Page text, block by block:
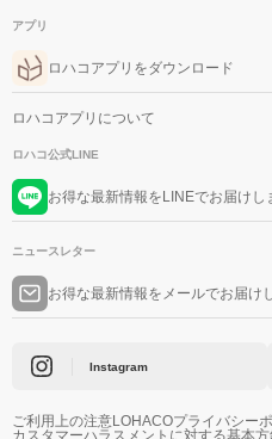
アプリ
ロハコアプリをダウンロード
ロハコアプリについて
ロハコ公式LINE
お得な最新情報をLINEでお届けし
ニュースレター
お得な最新情報をメールでお届け
Instagram
ご利用上の注意LOHACOプライバシー